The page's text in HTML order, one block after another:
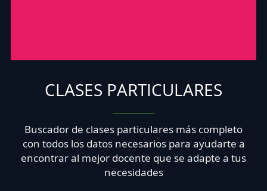
CLASES PARTICULARES
Buscador de clases particulares más completo
con todos los datos necesarios para ayudarte a
encontrar al mejor docente que se adapte a tus
necesidades